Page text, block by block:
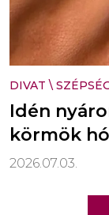
DIVAT \
Idén
körmök
2026.07.03.